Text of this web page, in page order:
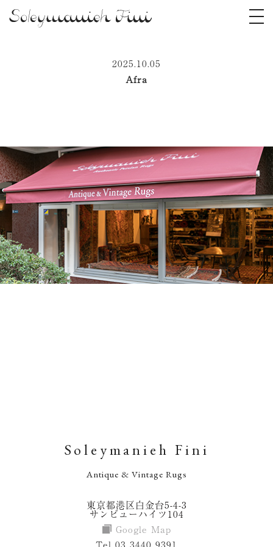
2025.10.05
Afra
Soleymanieh Fini
Antique & Vintage Rugs
東京都港区白金台5-4-3
サンビューハイツ104
Google Map
Tel 03 3440 9391